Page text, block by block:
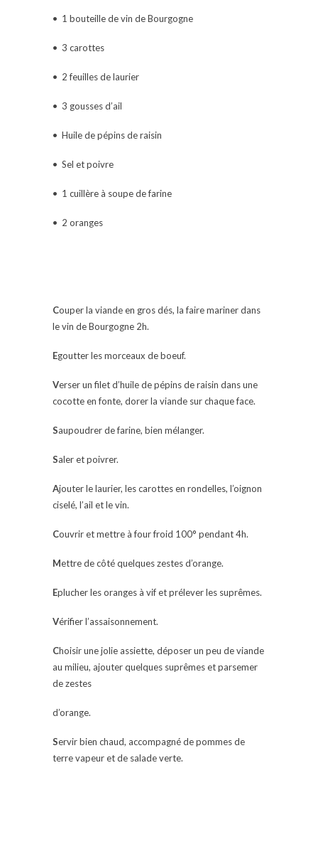
• 1 bouteille de vin de Bourgogne
• 3 carottes
• 2 feuilles de laurier
• 3 gousses d’ail
• Huile de pépins de raisin
• Sel et poivre
• 1 cuillère à soupe de farine
• 2 oranges
Couper la viande en gros dés, la faire mariner dans
le vin de Bourgogne 2h.
Egoutter les morceaux de boeuf.
Verser un filet d’huile de pépins de raisin dans une
cocotte en fonte, dorer la viande sur chaque face.
Saupoudrer de farine, bien mélanger.
Saler et poivrer.
Ajouter le laurier, les carottes en rondelles, l’oignon
ciselé, l’ail et le vin.
Couvrir et mettre à four froid 100° pendant 4h.
Mettre de côté quelques zestes d’orange.
Eplucher les oranges à vif et prélever les suprêmes.
Vérifier l’assaisonnement.
Choisir une jolie assiette, déposer un peu de viande
au milieu, ajouter quelques suprêmes et parsemer
de zestes
d’orange.
Servir bien chaud, accompagné de pommes de
terre vapeur et de salade verte.